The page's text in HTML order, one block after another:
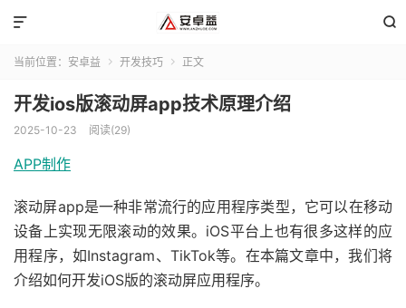


当前位置： 安卓益  开发技巧  正文
开发ios版滚动屏app技术原理介绍
2025-10-23 阅读(29)
APP制作
滚动屏app是一种非常流行的应用程序类型，它可以在移动
设备上实现无限滚动的效果。iOS平台上也有很多这样的应
用程序，如Instagram、TikTok等。在本篇文章中，我们将
介绍如何开发iOS版的滚动屏应用程序。